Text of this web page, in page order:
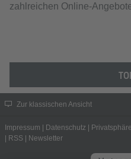
zahlreichen Online-
Zur klassischen Ansicht
Impressum Datenschutz
RSS Newsletter